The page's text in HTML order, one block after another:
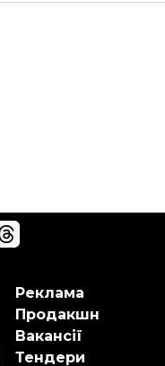
Реклама
Продакшн
Вакансії
Тендери